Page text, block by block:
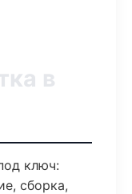
в
ключ:
сборка,